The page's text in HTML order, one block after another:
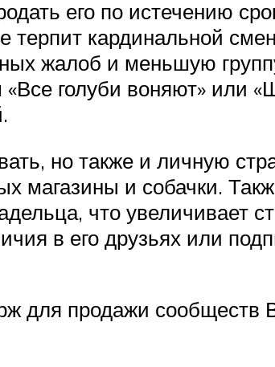
его по истечению
терпит кардинальной
жалоб и меньшую
«Все голуби воняют» или
но также и личную
магазины и собачки.
что увеличивает
в его друзьях или
для продажи сообществ